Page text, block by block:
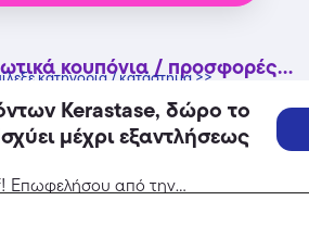
κουπόνια / προσφορές...
κατηγορία / κατάστημα >>
Kerastase, δώρο το
Επωφελήσου από την